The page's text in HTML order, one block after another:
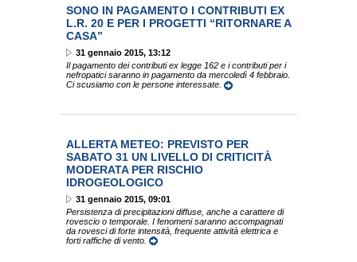
SONO IN PAGAMENTO I CONTRIBUTI EX
L.R. 20 E PER I PROGETTI “RITORNARE A
CASA”
31 gennaio 2015, 13:12
Il pagamento dei contributi ex legge 162 e i contributi per i
nefropatici saranno in pagamento da mercoledì 4 febbraio.
Ci scusiamo con le persone interessate.
ALLERTA METEO: PREVISTO PER
SABATO 31 UN LIVELLO DI CRITICITÀ
MODERATA PER RISCHIO
IDROGEOLOGICO
31 gennaio 2015, 09:01
Persistenza di precipitazioni diffuse, anche a carattere di
rovescio o temporale. I fenomeni saranno accompagnati
da rovesci di forte intensità, frequente attività elettrica e
forti raffiche di vento.